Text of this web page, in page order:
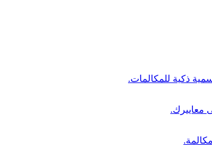
ذكية للمكالمات.
معاييرك.